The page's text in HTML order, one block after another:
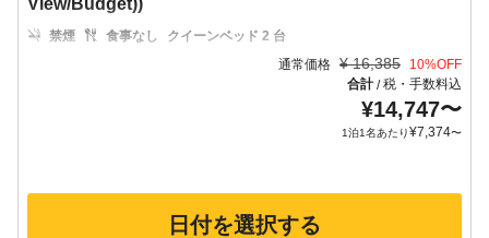
View/Budget))
禁煙 食事なし
クイーンベッド 2 台
通常価格 ¥ 16,385 10%OFF
合計/税・手数料込
¥14,747〜
1泊1名あたり¥7,374〜
日付を選択する